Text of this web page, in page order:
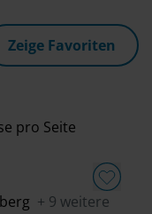
Zeige Favoriten
pro Seite
+ 9 weitere